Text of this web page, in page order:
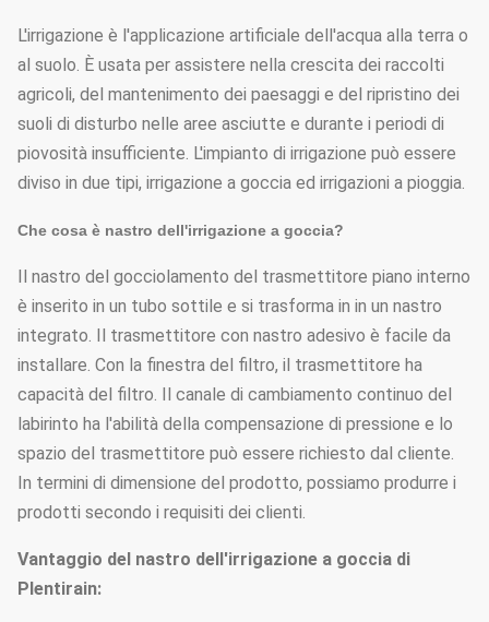
L'irrigazione è l'applicazione artificiale dell'acqua alla terra o
al suolo. È usata per assistere nella crescita dei raccolti
agricoli, del mantenimento dei paesaggi e del ripristino dei
suoli di disturbo nelle aree asciutte e durante i periodi di
piovosità insufficiente. L'impianto di irrigazione può essere
diviso in due tipi, irrigazione a goccia ed irrigazioni a pioggia.
Che cosa è nastro dell'irrigazione a goccia?
Il nastro del gocciolamento del trasmettitore piano interno
è inserito in un tubo sottile e si trasforma in in un nastro
integrato. Il trasmettitore con nastro adesivo è facile da
installare. Con la finestra del filtro, il trasmettitore ha
capacità del filtro. Il canale di cambiamento continuo del
labirinto ha l'abilità della compensazione di pressione e lo
spazio del trasmettitore può essere richiesto dal cliente.
In termini di dimensione del prodotto, possiamo produrre i
prodotti secondo i requisiti dei clienti.
Vantaggio del nastro dell'irrigazione a goccia di
Plentirain: